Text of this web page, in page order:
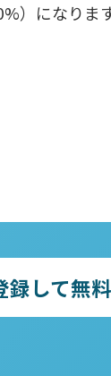
）になりま
録して無